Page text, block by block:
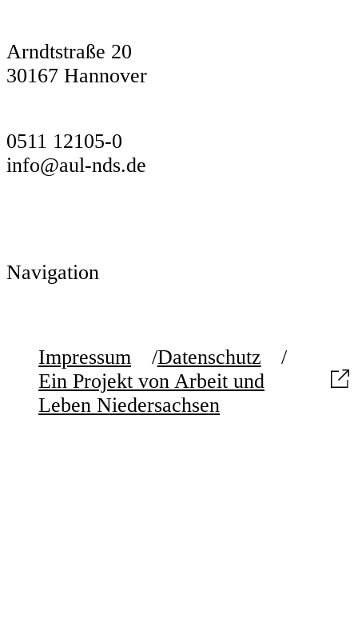
Arndtstraße 20
30167 Hannover
0511 12105-0
info@aul-nds.de
Navigation
Impressum
Datenschutz
Ein Projekt von Arbeit und
Leben Niedersachsen